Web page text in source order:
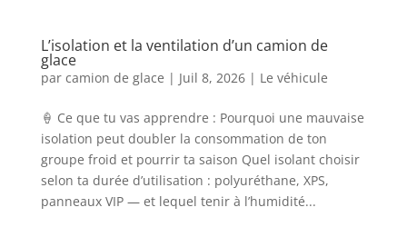
L’isolation et la ventilation d’un camion de
glace
par camion de glace | Juil 8, 2026| Le véhicule
🍦 Ce que tu vas apprendre : Pourquoi une mauvaise
isolation peut doubler la consommation de ton
groupe froid et pourrir ta saison Quel isolant choisir
selon ta durée d’utilisation : polyuréthane, XPS,
panneaux VIP — et lequel tenir à l’humidité...